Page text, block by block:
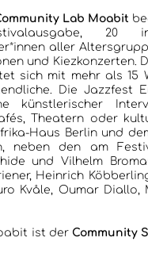
Lab Moabit
20
aller
und Kiezkonzerten.
sich mit mehr als 15
Die Jazzfest
künstlerischer
Theatern oder
Haus Berlin und
neben den am
und Vilhelm
Heinrich
Kvåle, Oumar Diallo,
ist der Community